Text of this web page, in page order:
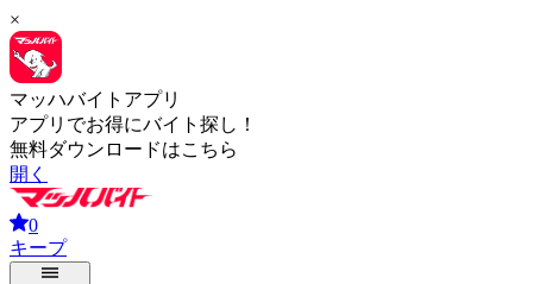
×
マッハバイトアプリ
アプリでお得にバイト探し！
無料ダウンロードはこちら
開く
0
キープ